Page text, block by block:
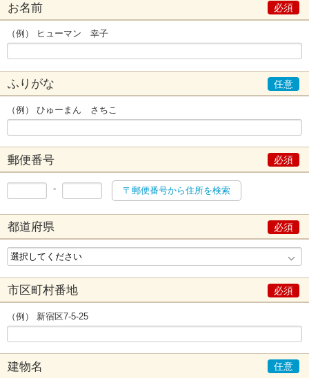
お名前
（例） ヒューマン 幸子
ふりがな
（例） ひゅーまん さちこ
郵便番号
- 〒郵便番号から住所を検索
都道府県
市区町村番地
（例） 新宿区7-5-25
建物名